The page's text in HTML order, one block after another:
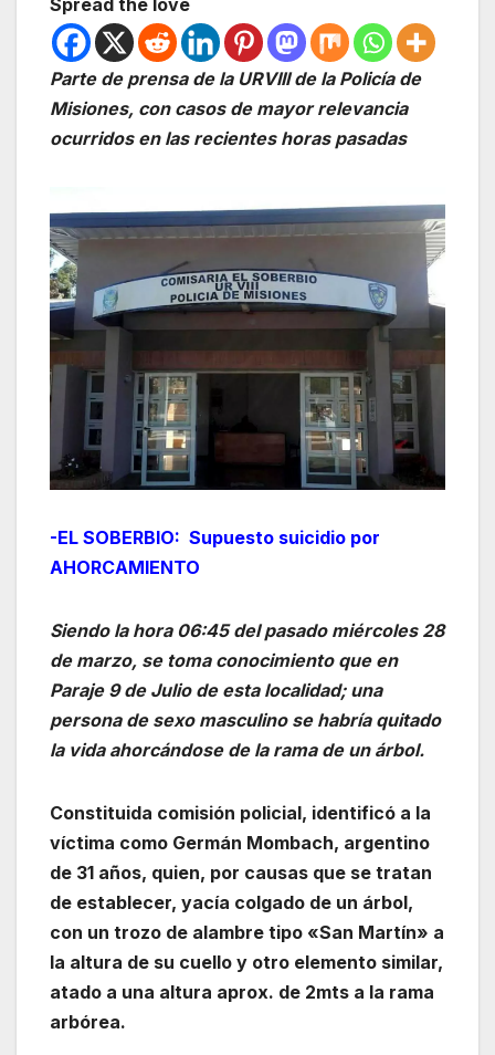
Spread the love
Parte de prensa de la URVIII de la Policía de
Misiones, con casos de mayor relevancia
ocurridos en las recientes horas pasadas
-EL SOBERBIO: Supuesto suicidio por
AHORCAMIENTO
Siendo la hora 06:45 del pasado miércoles 28
de marzo, se toma conocimiento que en
Paraje 9 de Julio de esta localidad; una
persona de sexo masculino se habría quitado
la vida ahorcándose de la rama de un árbol.
Constituida comisión policial, identificó a la
víctima como Germán Mombach, argentino
de 31 años, quien, por causas que se tratan
de establecer, yacía colgado de un árbol,
con un trozo de alambre tipo «San Martín» a
la altura de su cuello y otro elemento similar,
atado a una altura aprox. de 2mts a la rama
arbórea.